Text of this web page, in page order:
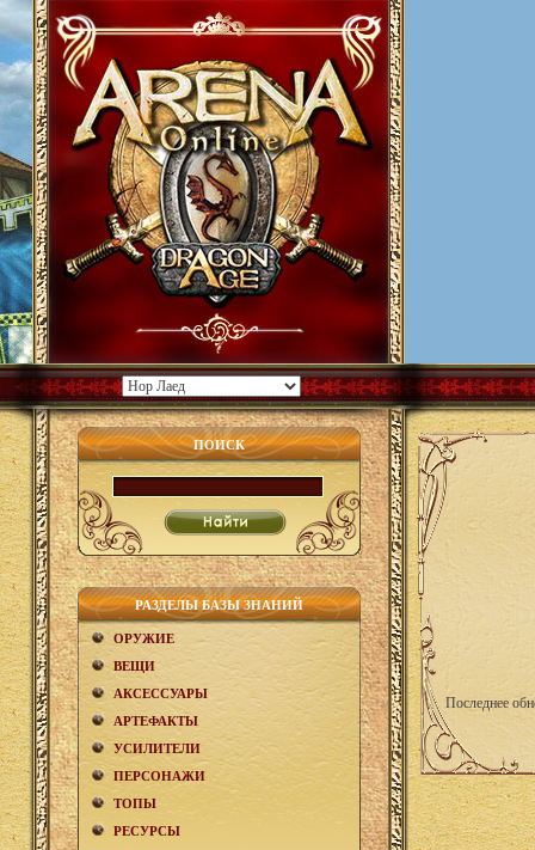
ПОИСК
РАЗДЕЛЫ БАЗЫ ЗНАНИЙ
ОРУЖИЕ
ВЕЩИ
АКCЕСCУАРЫ
АРТЕФАКТЫ
УСИЛИТЕЛИ
ПЕРСОНАЖИ
ТОПЫ
РЕСУРСЫ
Последнее